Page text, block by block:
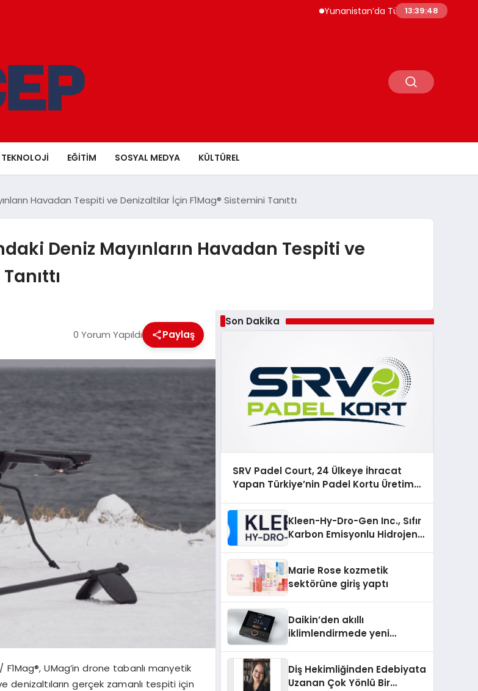
Yunanistan’da Türk Mahkumlardan Cezaevi
13:39:49
TEKNOLOJI EĞITIM SOSYAL MEDYA KÜLTÜREL
Havadan Tespiti ve Denizaltilar İçin F1Mag® Sistemini Tanıttı
Deniz Mayınların Havadan Tespiti ve
0 Yorum Yapıldı Paylaş
/ F1Mag®, UMag’in drone tabanlı manyetik
denizaltıların gerçek zamanlı tespiti için
Son Dakika
SRV Padel Court, 24 Ülkeye İhracat
Yapan Türkiye’nin Padel Kortu Üretim
Kleen-Hy-Dro-Gen Inc., Sıfır
Karbon Emisyonlu Hidrojen
Aldı
Marie Rose kozmetik
sektörüne giriş yaptı
Daikin’den akıllı
iklimlendirmede yeni
Diş Hekimliğinden Edebiyata
Uzanan Çok Yönlü Bir